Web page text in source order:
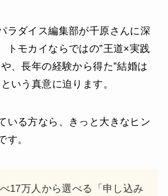
ラダイス編集部が千原さんに深
トモカイならではの”王道×実践
、長年の経験から得た”結婚は
いう真意に迫ります。
いる方なら、きっと大きなヒン
す。
17万人から選べる「申し込み